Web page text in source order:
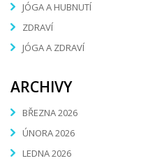
JÓGA A HUBNUTÍ
ZDRAVÍ
JÓGA A ZDRAVÍ
ARCHIVY
BŘEZNA 2026
ÚNORA 2026
LEDNA 2026